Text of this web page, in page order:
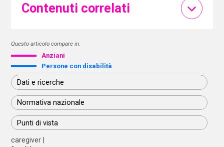
Contenuti correlati
Questo articolo compare in:
Anziani
Persone con disabilità
Dati e ricerche
Normativa nazionale
Punti di vista
caregiver